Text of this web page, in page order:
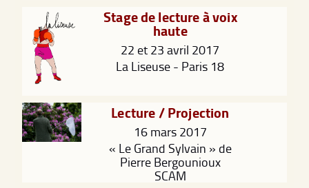
Stage de lecture à voix
haute
22 et 23 avril 2017
La Liseuse - Paris 18
Lecture / Projection
16 mars 2017
« Le Grand Sylvain » de
Pierre Bergounioux
SCAM